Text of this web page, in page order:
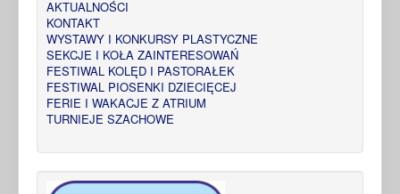
AKTUALNOŚCI
KONTAKT
WYSTAWY I KONKURSY PLASTYCZNE
SEKCJE I KOŁA ZAINTERESOWAŃ
FESTIWAL KOLĘD I PASTORAŁEK
FESTIWAL PIOSENKI DZIECIĘCEJ
FERIE I WAKACJE Z ATRIUM
TURNIEJE SZACHOWE